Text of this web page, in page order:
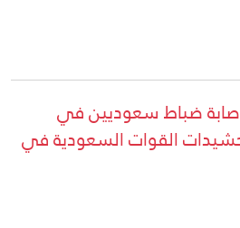
ضباط سعوديين في
القوات السعودية في